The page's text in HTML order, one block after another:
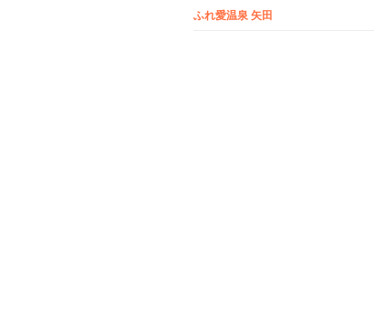
ふれ愛温泉 矢田